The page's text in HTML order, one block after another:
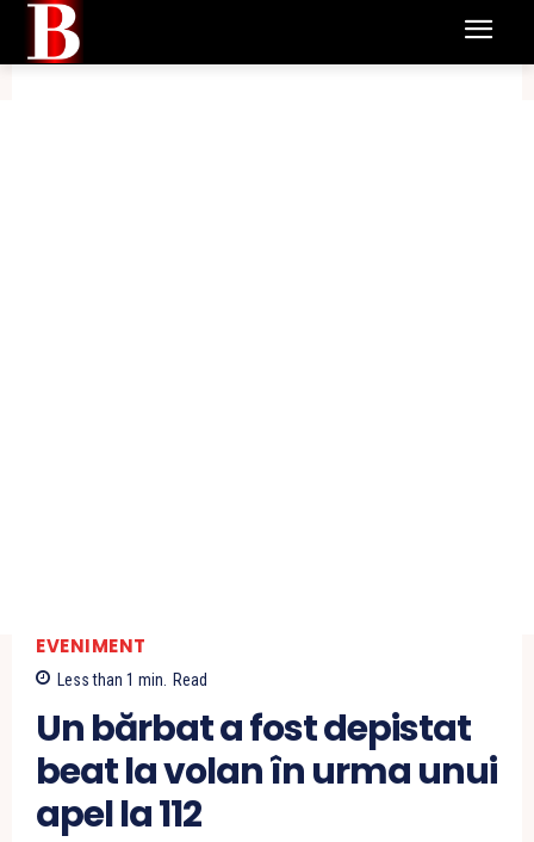
EVENIMENT
Less than 1 min. Read
Un bărbat a fost depistat
beat la volan în urma unui
apel la 112